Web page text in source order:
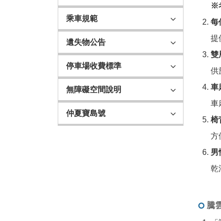
乘車規範
遺失物公告
停車場收費標準
無障礙空間說明
仲夏寶島號
※
每
提
雙
供
車
車
椅
方
男
乾
騰